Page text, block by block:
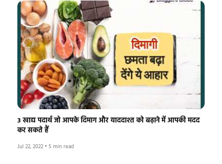
3 खाद्य पदार्थ जो आपके दिमाग और याददाश्त को बढ़ाने में आपकी मदद
कर सकते हैं
Jul 22, 2022 • 5 min read